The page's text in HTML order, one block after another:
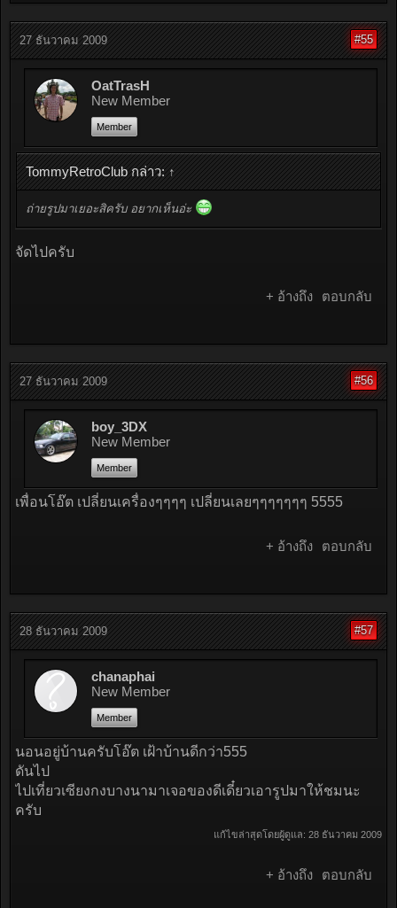
27 ธันวาคม 2009 #55
OatTrasH
New Member
Member
TommyRetroClub กล่าว: ↑
ถ่ายรูปมาเยอะสิครับ อยากเห็นอ่ะ
จัดไปครับ
+ อ้างถึง ตอบกลับ
27 ธันวาคม 2009 #56
boy_3DX
New Member
Member
เพื่อนโอ๊ต เปลี่ยนเครื่องๆๆๆๆ เปลี่ยนเลยๆๆๆๆๆๆๆ 5555
+ อ้างถึง ตอบกลับ
28 ธันวาคม 2009 #57
chanaphai
New Member
Member
นอนอยู่บ้านครับโอ๊ต เฝ้าบ้านดีกว่า555
ดันไป
ไปเที่ยวเซียงกงบางนามาเจอของดีเดี๋ยวเอารูปมาให้ชมนะ
ครับ
แก้ไขล่าสุดโดยผู้ดูแล: 28 ธันวาคม 2009
+ อ้างถึง ตอบกลับ